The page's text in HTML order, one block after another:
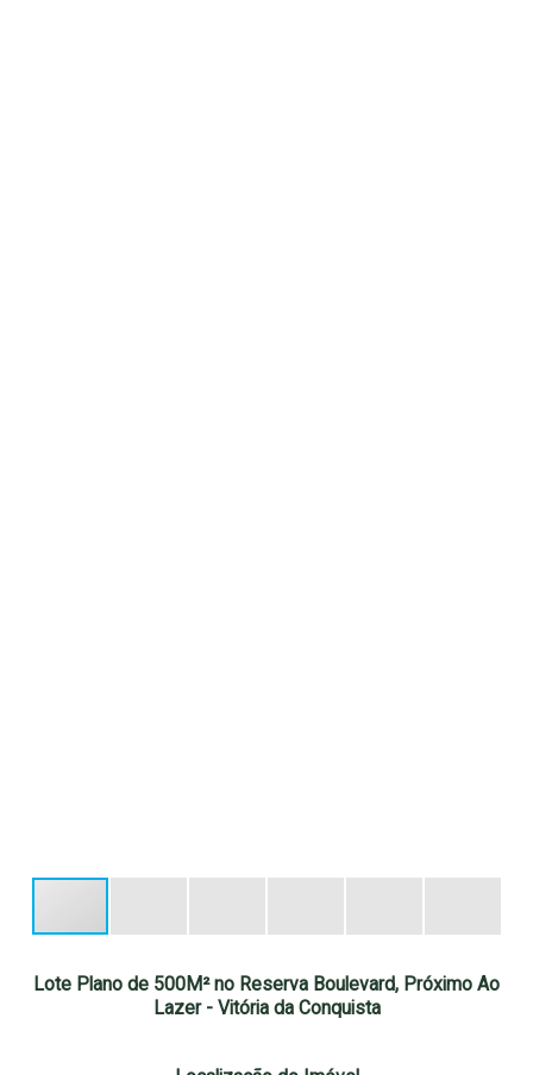
Lote Plano de 500M² no Reserva Boulevard, Próximo Ao
Lazer - Vitória da Conquista